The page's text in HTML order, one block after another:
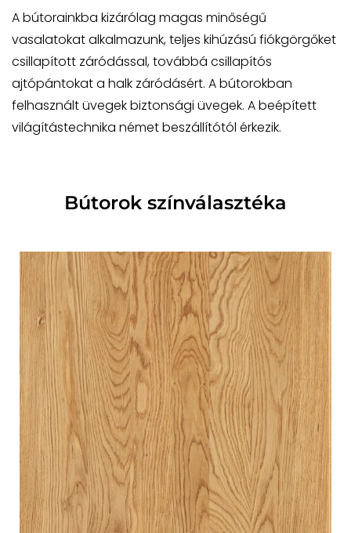
A bútorainkba kizárólag magas minőségű
vasalatokat alkalmazunk, teljes kihúzású fiókgörgőket
csillapított záródással, továbbá csillapítós
ajtópántokat a halk záródásért. A bútorokban
felhasznált üvegek biztonsági üvegek. A beépített
világítástechnika német beszállítótól érkezik.
Bútorok színválasztéka